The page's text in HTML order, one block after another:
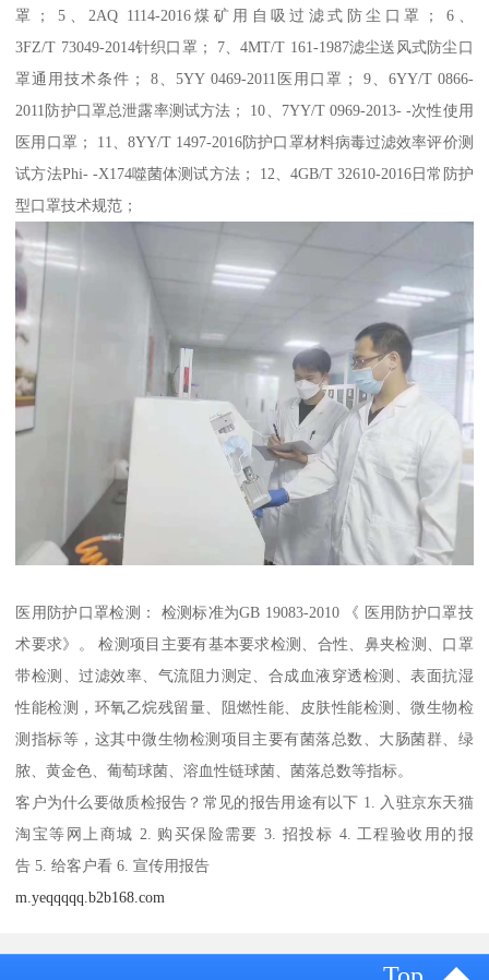
罩； 5、2AQ 1114-2016煤矿用自吸过滤式防尘口罩； 6、
3FZ/T 73049-2014针织口罩； 7、4MT/T 161-1987滤尘送风式防尘口
罩通用技术条件； 8、5YY 0469-2011医用口罩； 9、6YY/T 0866-
2011防护口罩总泄露率测试方法； 10、7YY/T 0969-2013- -次性使用
医用口罩； 11、8YY/T 1497-2016防护口罩材料病毒过滤效率评价测
试方法Phi- -X174噬菌体测试方法； 12、4GB/T 32610-2016日常防护
型口罩技术规范；
医用防护口罩检测： 检测标准为GB 19083-2010 《 医用防护口罩技
术要求》。 检测项目主要有基本要求检测、合性、鼻夹检测、口罩
带检测、过滤效率、气流阻力测定、合成血液穿透检测、表面抗湿
性能检测，环氧乙烷残留量、阻燃性能、皮肤性能检测、微生物检
测指标等，这其中微生物检测项目主要有菌落总数、大肠菌群、绿
脓、黄金色、葡萄球菌、溶血性链球菌、菌落总数等指标。
客户为什么要做质检报告？常见的报告用途有以下 1. 入驻京东天猫
淘宝等网上商城 2. 购买保险需要 3. 招投标 4. 工程验收用的报
告 5. 给客户看 6. 宣传用报告
m.yeqqqqq.b2b168.com